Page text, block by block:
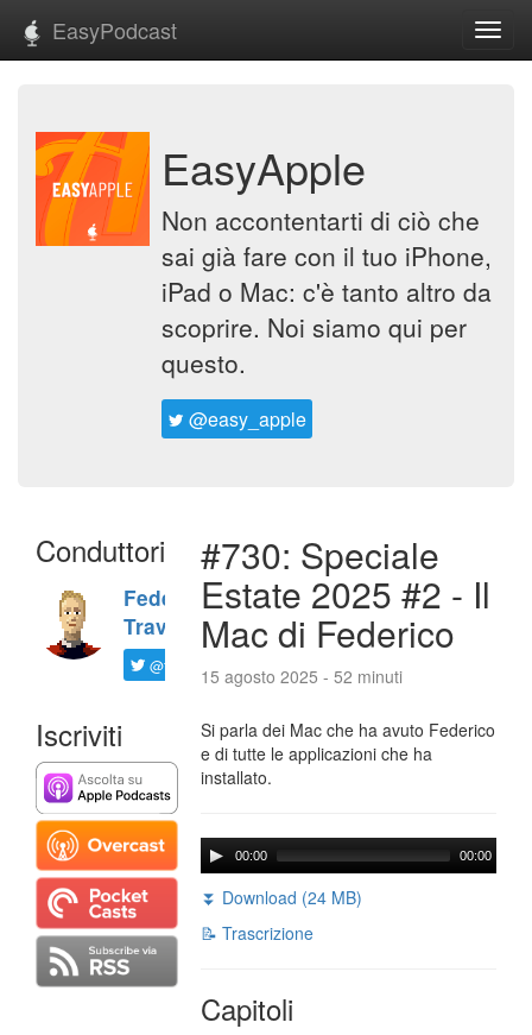
EasyPodcast
EasyApple
Non accontentarti di ciò che
sai già fare con il tuo iPhone,
iPad o Mac: c'è tanto altro da
scoprire. Noi siamo qui per
questo.
@easy_apple
Conduttori
Federico
Travaini
@ftrava
Iscriviti
#730: Speciale
Estate 2025 #2 - Il
Mac di Federico
15 agosto 2025 - 52 minuti
Si parla dei Mac che ha avuto Federico
e di tutte le applicazioni che ha
installato.
00:00 00:00
⏬ Download (24 MB)
📝 Trascrizione
Capitoli